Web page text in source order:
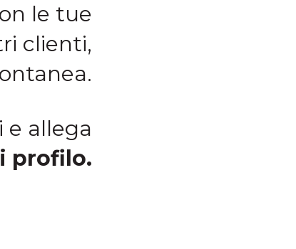
le tue
clienti,
e allega
profilo.